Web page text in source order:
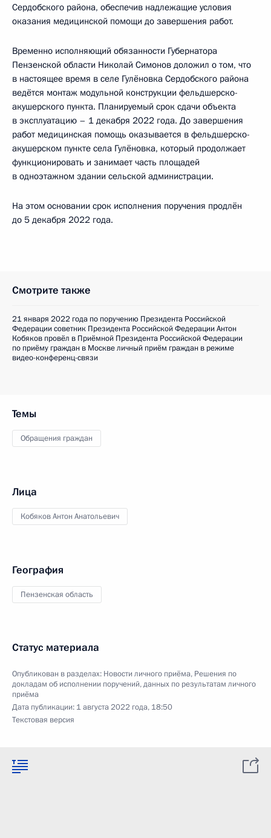
Сердобского района, обеспечив надлежащие условия
оказания медицинской помощи до завершения работ.
Временно исполняющий обязанности Губернатора
Пензенской области Николай Симонов доложил о том, что
в настоящее время в селе Гулёновка Сердобского района
ведётся монтаж модульной конструкции фельдшерско-
акушерского пункта. Планируемый срок сдачи объекта
в эксплуатацию – 1 декабря 2022 года. До завершения
работ медицинская помощь оказывается в фельдшерско-
акушерском пункте села Гулёновка, который продолжает
функционировать и занимает часть площадей
в одноэтажном здании сельской администрации.
На этом основании срок исполнения поручения продлён
до 5 декабря 2022 года.
Смотрите также
21 января 2022 года по поручению Президента Российской
Федерации советник Президента Российской Федерации Антон
Кобяков провёл в Приёмной Президента Российской Федерации
по приёму граждан в Москве личный приём граждан в режиме
видео-конференц-связи
Темы
Обращения граждан
Лица
Кобяков Антон Анатольевич
География
Пензенская область
Статус материала
Опубликован в разделах: Новости личного приёма, Решения по
докладам об исполнении поручений, данных по результатам личного
приёма
Дата публикации: 1 августа 2022 года, 18:50
Текстовая версия